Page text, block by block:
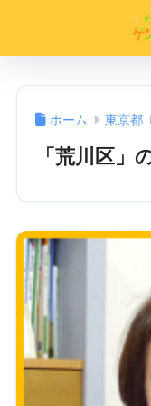
ホーム 東京都
「荒川区」